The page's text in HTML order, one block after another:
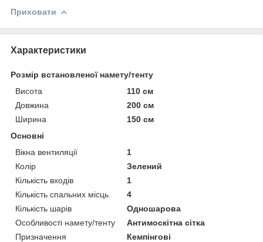
Приховати
Характеристики
Розмір встановленої намету/тенту
Висота
110 см
Довжина
200 см
Ширина
150 см
Основні
Вікна вентиляції
1
Колір
Зелений
Кількість входів
1
Кількість спальних місць
4
Кількість шарів
Одношарова
Особливості намету/тенту
Антимоскітна сітка
Призначення
Кемпінгові